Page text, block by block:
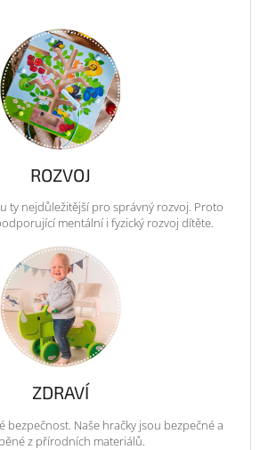
ROZVOJ
ty nejdůležitější pro správný rozvoj. Proto
mentální i fyzický rozvoj dítěte.
ZDRAVÍ
bezpečnost. Naše hračky jsou bezpečné a
z přírodních materiálů.